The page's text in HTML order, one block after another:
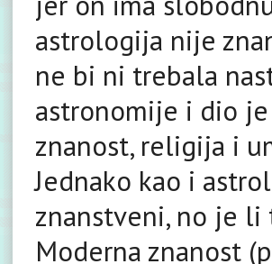
astrologija nije
ne bi ni trebala
astronomije i dio
znanost, religija i
Jednako kao i
znanstveni, no je
Moderna znanost